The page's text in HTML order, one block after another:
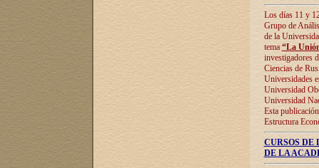
Los días 11 y
Grupo de
de la
tema “La
investigadores
Ciencias de
Universidades
Universidad
Universidad
Esta
Estructura
CURSOS
DE LA